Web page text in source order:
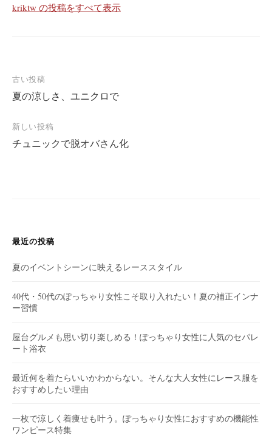
kriktw の投稿をすべて表示
稿
ナ
ョ
古い投稿
夏の涼しさ、ユニクロで
新しい投稿
チュニックで脱オバさん化
最近の投稿
夏のイベントシーンに映えるレーススタイル
40代・50代のぽっちゃり女性こそ取り入れたい！夏の補正インナ
ー習慣
屋台グルメも思い切り楽しめる！ぽっちゃり女性に人気のセパレ
ート浴衣
最近何を着たらいいかわからない。そんな大人女性にレース服を
おすすめしたい理由
一枚で涼しく着痩せも叶う。ぽっちゃり女性におすすめの機能性
ワンピース特集